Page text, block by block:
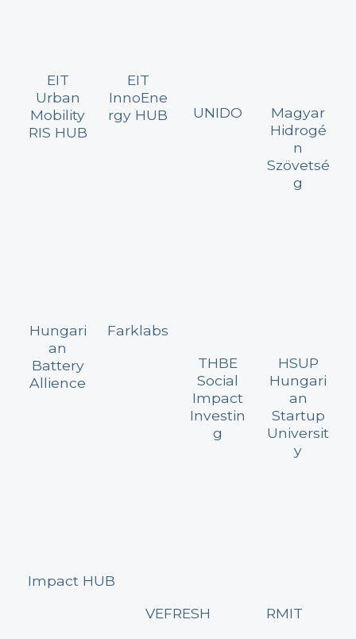
EIT
Urban
Mobility
RIS HUB
EIT
InnoEne
rgy HUB
UNIDO
Magyar
Hidrogé
n
Szövetsé
g
Hungari
an
Battery
Allience
Farklabs
THBE
Social
Impact
Investin
g
HSUP
Hungari
an
Startup
Universit
y
Impact HUB
VEFRESH
RMIT